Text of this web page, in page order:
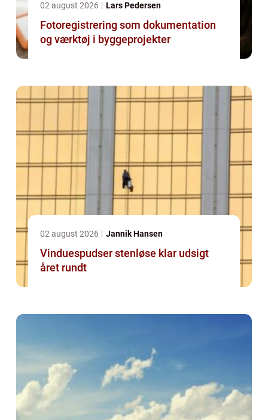
02 august 2026 Lars Pedersen
Fotoregistrering som dokumentation
og værktøj i byggeprojekter
02 august 2026 Jannik Hansen
Vinduespudser stenløse klar udsigt
året rundt